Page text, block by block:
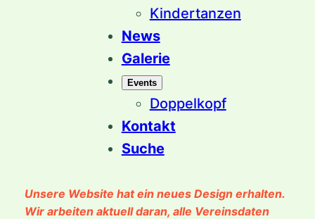
Kindertanzen
News
Galerie
Events
Doppelkopf
Kontakt
Suche
Unsere Website hat ein neues Design erhalten.
Wir arbeiten aktuell daran, alle Vereinsdaten